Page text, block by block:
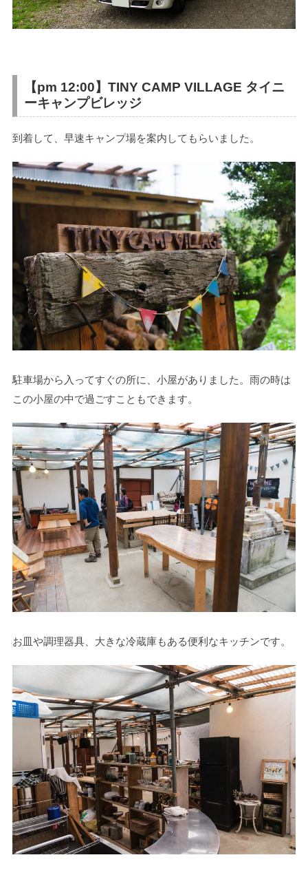
【pm 12:00】 TINY CAMP VILLAGE タイニ
ーキャンプビレッジ
到着して、早速キャンプ場を案内してもらいました。
駐車場から入ってすぐの所に、小屋がありました。雨の時は
この小屋の中で過ごすこともできます。
お皿や調理器具、大きな冷蔵庫もある便利なキッチンです。